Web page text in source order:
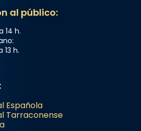
al público:
14 h.
13 h.
Española
Tarraconense